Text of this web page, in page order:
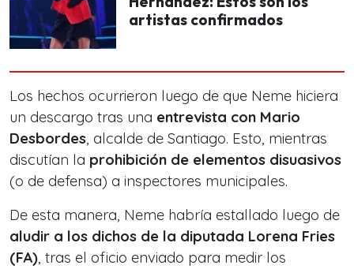
artistas confirmados
Los hechos ocurrieron luego de que Neme hiciera
un descargo tras una entrevista con Mario
Desbordes, alcalde de Santiago. Esto, mientras
discutían la prohibición de elementos disuasivos
(o de defensa) a inspectores municipales.
De esta manera, Neme habría estallado luego de
aludir a los dichos de la diputada Lorena Fries
(FA), tras el oficio enviado para medir los